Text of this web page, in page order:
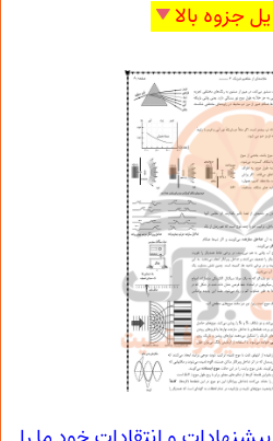
جزوه بالا